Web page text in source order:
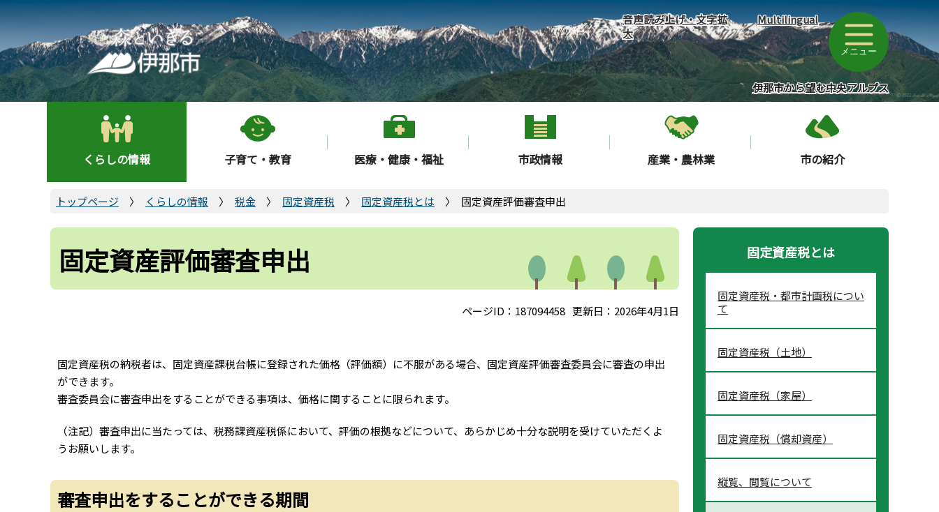
こ
の
ペ
ー
ジ
の
音声読み上げ・文字拡
大
Multilingual
メニュー
伊那市から望む中央アルプス
くらしの情報 子育て・教育 医療・健康・福祉 市政情報 産業・農林業 市の紹介
トップページ くらしの情報 税金 固定資産税 固定資産税とは 固定資産評価審査申出
固定資産評価審査申出
ページID：187094458 更新日：2026年4月1日
固定資産税の納税者は、固定資産課税台帳に登録された価格（評価額）に不服がある場合、固定資産評価審査委員会に審査の申出
ができます。
審査委員会に審査申出をすることができる事項は、価格に関することに限られます。
（注記）審査申出に当たっては、税務課資産税係において、評価の根拠などについて、あらかじめ十分な説明を受けていただくよ
うお願いします。
審査申出をすることができる期間
固定資産税とは
固定資産税・都市計画税につい
て
固定資産税（土地）
固定資産税（家屋）
固定資産税（償却資産）
縦覧、閲覧について